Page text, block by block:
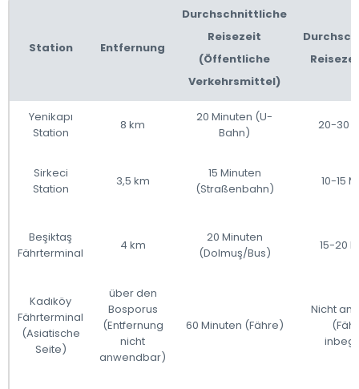
Station Entfernung
Durchschnittliche
Reisezeit
(Öffentliche
Verkehrsmittel)
Yenikapı
Station
8 km
20 Minuten (U-
Bahn)
20-30
Sirkeci
Station
3,5 km
15 Minuten
(Straßenbahn)
10-15
Beşiktaş
Fährterminal
4 km
20 Minuten
(Dolmuş/Bus)
15-20
Kadıköy
Fährterminal
(Asiatische
Seite)
über den
Bosporus
(Entfernung
nicht
anwendbar)
60 Minuten (Fähre)
Nicht